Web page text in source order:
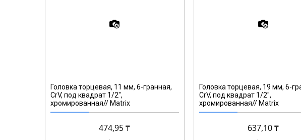
Головка торцевая, 11 мм, 6-гранная,
CrV, под квадрат 1/2",
хромированная// Matrix
474,95 ₸
Головка торцевая, 19 мм, 6-
CrV, под квадрат 1/2",
хромированная// Matrix
637,10 ₸